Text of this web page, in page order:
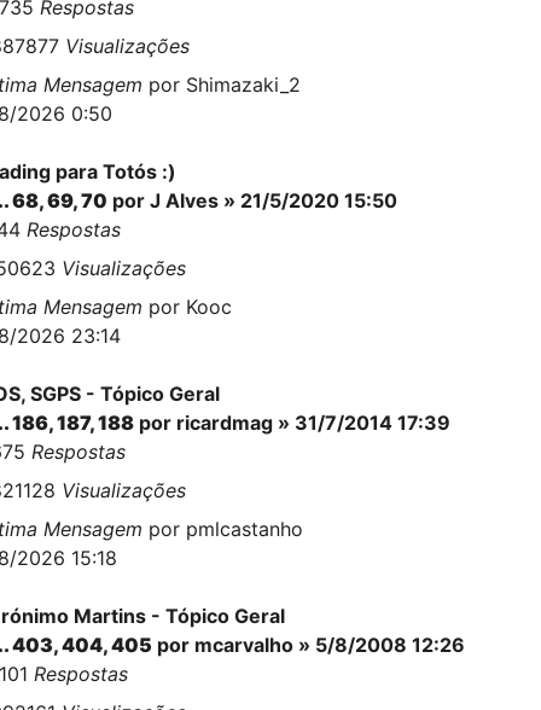
Respostas
Visualizações
Mensagem por Shimazaki_2
2026 0:50
para Totós :)
68,69,70 por J Alves » 21/5/2020 15:50
Respostas
Visualizações
Mensagem por Kooc
2026 23:14
SGPS - Tópico Geral
186,187,188 por ricardmag » 31/7/2014 17:39
Respostas
Visualizações
Mensagem por pmlcastanho
2026 15:18
Martins - Tópico Geral
403,404,405 por mcarvalho » 5/8/2008 12:26
Respostas